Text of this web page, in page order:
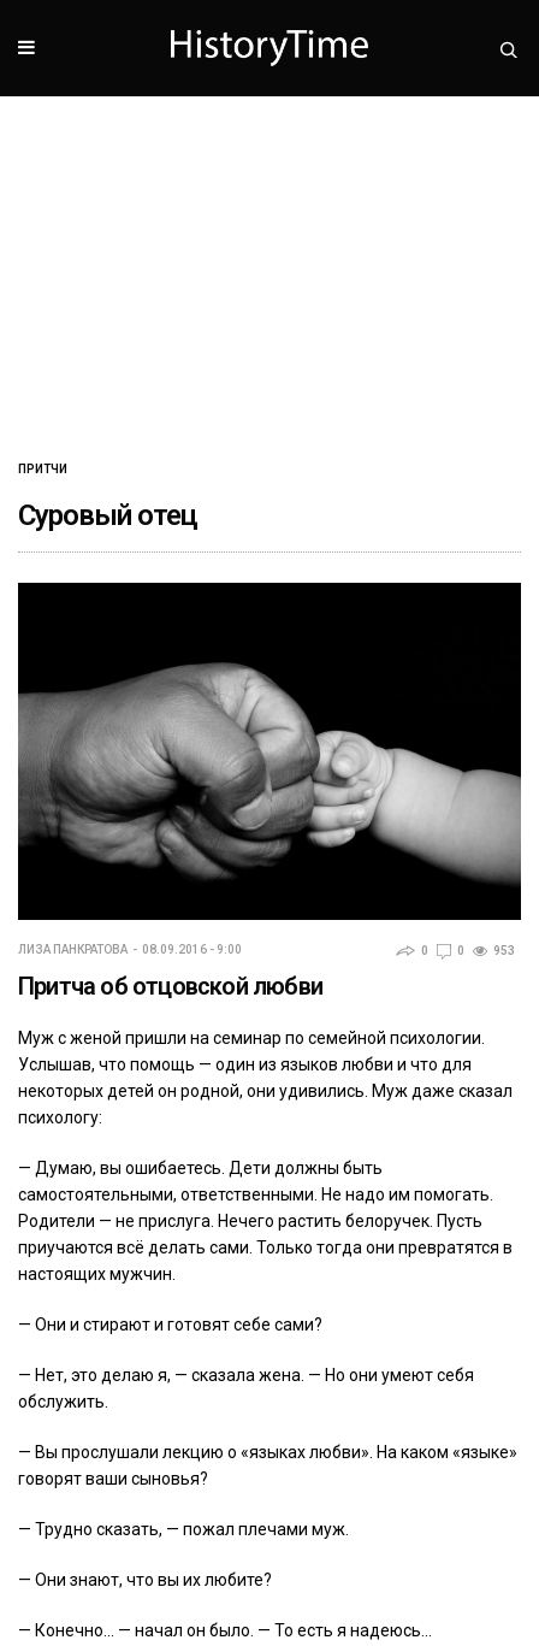
ПРИТЧИ
Суровый отец
ЛИЗА ПАНКРАТОВА 08.09.2016 - 9:00 0 0 953
Притча об отцовской любви
Муж с женой пришли на семинар по семейной психологии.
Услышав, что помощь — один из языков любви и что для
некоторых детей он родной, они удивились. Муж даже сказал
психологу:
— Думаю, вы ошибаетесь. Дети должны быть
самостоятельными, ответственными. Не надо им помогать.
Родители — не прислуга. Нечего растить белоручек. Пусть
приучаются всё делать сами. Только тогда они превратятся в
настоящих мужчин.
— Они и стирают и готовят себе сами?
— Нет, это делаю я, — сказала жена. — Но они умеют себя
обслужить.
— Вы прослушали лекцию о «языках любви». На каком «языке»
говорят ваши сыновья?
— Трудно сказать, — пожал плечами муж.
— Они знают, что вы их любите?
— Конечно… — начал он было. — То есть я надеюсь…